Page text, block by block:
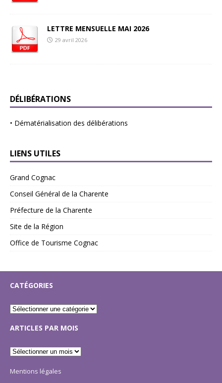
LETTRE MENSUELLE MAI 2026
29 avril 2026
DÉLIBÉRATIONS
• Dématérialisation des délibérations
LIENS UTILES
Grand Cognac
Conseil Général de la Charente
Préfecture de la Charente
Site de la Région
Office de Tourisme Cognac
CATÉGORIES
ARTICLES PAR MOIS
Mentions légales